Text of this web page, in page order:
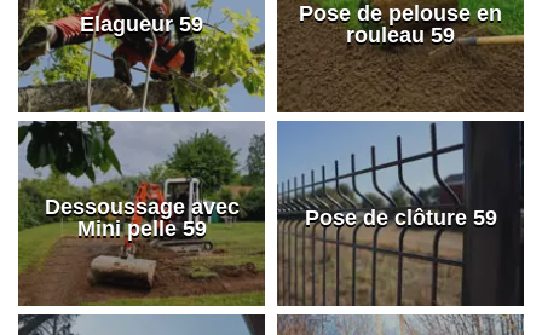
Elagueur 59
Pose de pelouse en
rouleau 59
Dessoussage avec
Mini pelle 59
Pose de clôture 59